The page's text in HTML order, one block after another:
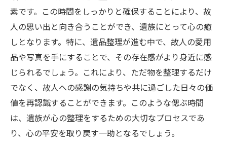
遺品整理がもたらす心身の負担軽減のヒント
心の負担を和らげる整理術
専門業者の活用法
心身の健康を保つための工夫
負担を軽減するためのステップ
無理なく進める整理の方法
心地よい空間を作るヒント
遺品整理の進め方で心の癒しを得るには
素です。この時間をしっかりと確保することにより、故
人の思い出と向き合うことができ、遺族にとって心の癒
しとなります。特に、遺品整理が進む中で、故人の愛用
品や写真を手にすることで、その存在感がより身近に感
じられるでしょう。これにより、ただ物を整理するだけ
でなく、故人への感謝の気持ちや共に過ごした日々の価
値を再認識することができます。このような偲ぶ時間
は、遺族が心の整理をするための大切なプロセスであ
り、心の平安を取り戻す一助となるでしょう。